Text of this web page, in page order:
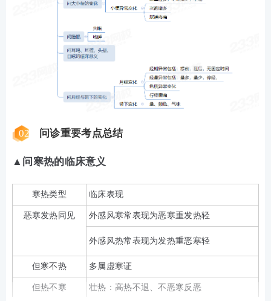
02 问诊重要考点总结
▲问寒热的临床意义
寒热类型 临床表现
恶寒发热同见 外感风寒常表现为恶寒重发热轻
外感风热常表现为发热重恶寒轻
但寒不热 多属虚寒证
但热不寒 壮热：高热不退、不恶寒反恶